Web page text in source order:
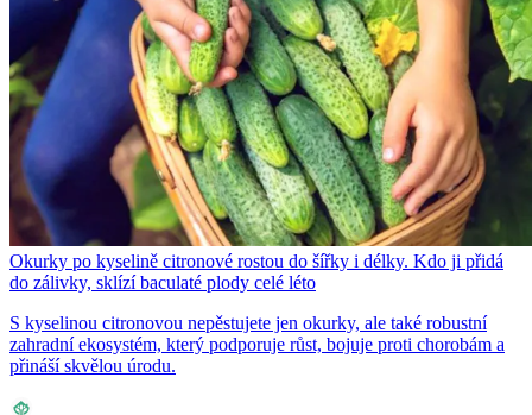
Okurky po kyselině citronové rostou do šířky i délky. Kdo ji přidá
do zálivky, sklízí baculaté plody celé léto
S kyselinou citronovou nepěstujete jen okurky, ale také robustní
zahradní ekosystém, který podporuje růst, bojuje proti chorobám a
přináší skvělou úrodu.